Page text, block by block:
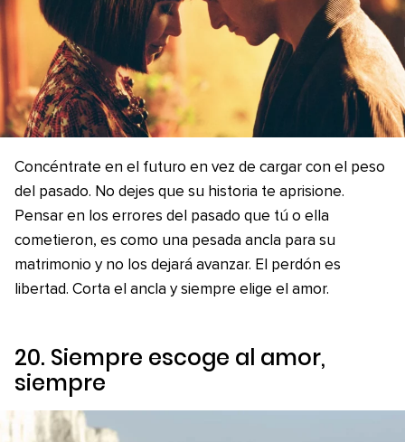
Concéntrate en el futuro en vez de cargar con el peso
del pasado. No dejes que su historia te aprisione.
Pensar en los errores del pasado que tú o ella
cometieron, es como una pesada ancla para su
matrimonio y no los dejará avanzar. El perdón es
libertad. Corta el ancla y siempre elige el amor.
20. Siempre escoge al amor,
siempre